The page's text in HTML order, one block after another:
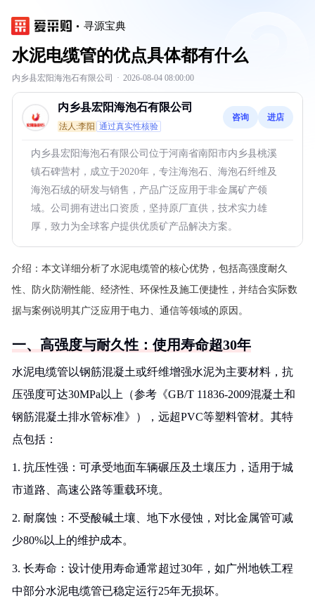
寻源宝典
水泥电缆管的优点具体都有什么
内乡县宏阳海泡石有限公司 · 2026-08-04 08:00:00
内乡县宏阳海泡石有限公司
法人:李阳 通过真实性核验
咨询 进店
内乡县宏阳海泡石有限公司位于河南省南阳市内乡县桃溪
镇石碑营村，成立于2020年，专注海泡石、海泡石纤维及
海泡石绒的研发与销售，产品广泛应用于非金属矿产领
域。公司拥有进出口资质，坚持原厂直供，技术实力雄
厚，致力为全球客户提供优质矿产品解决方案。
介绍： 本文详细分析了水泥电缆管的核心优势，包括高强度耐久
性、防火防潮性能、经济性、环保性及施工便捷性，并结合实际数
据与案例说明其广泛应用于电力、通信等领域的原因。
一、高强度与耐久性：使用寿命超30年
水泥电缆管以钢筋混凝土或纤维增强水泥为主要材料，抗
压强度可达30MPa以上（参考《GB/T 11836-2009混凝土和
钢筋混凝土排水管标准》），远超PVC等塑料管材。其特
点包括：
1. 抗压性强：可承受地面车辆碾压及土壤压力，适用于城
市道路、高速公路等重载环境。
2. 耐腐蚀：不受酸碱土壤、地下水侵蚀，对比金属管可减
少80%以上的维护成本。
3. 长寿命：设计使用寿命通常超过30年，如广州地铁工程
中部分水泥电缆管已稳定运行25年无损坏。